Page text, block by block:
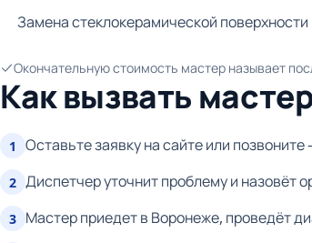
Замена стеклокерамической поверхности
Окончательную стоимость мастер называет
Как вызвать
1 Оставьте заявку на сайте или
2 Диспетчер уточнит проблему и назовёт
3 Мастер приедет в Воронеже, проведёт